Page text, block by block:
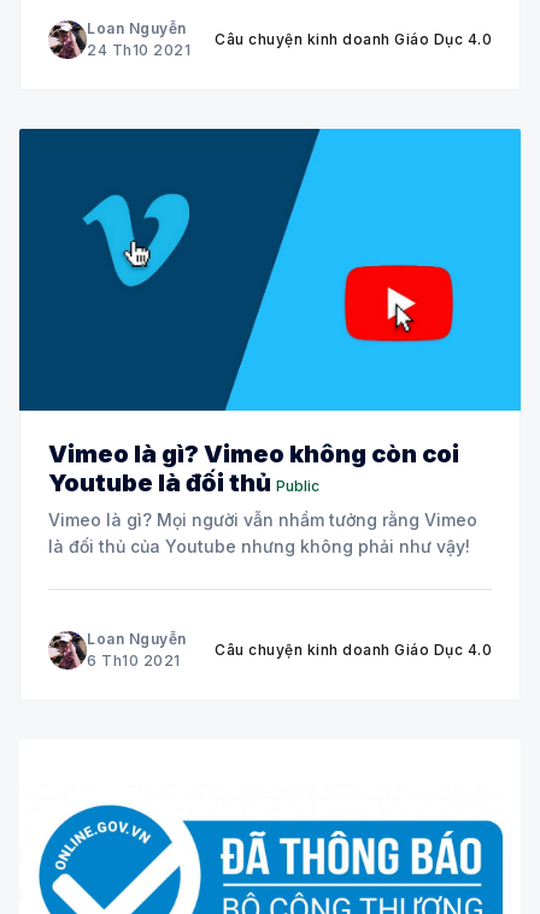
Loan Nguyễn
24 Th10 2021
Câu chuyện kinh doanh Giáo Dục 4.0
Vimeo là gì? Vimeo không còn coi
Youtube là đối thủ Public
Vimeo là gì? Mọi người vẫn nhầm tưởng rằng Vimeo
là đối thủ của Youtube nhưng không phải như vậy!
Loan Nguyễn
6 Th10 2021
Câu chuyện kinh doanh Giáo Dục 4.0